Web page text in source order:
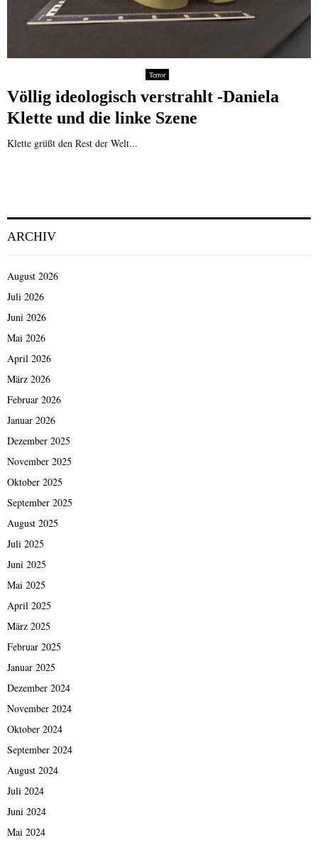
Terror
Völlig ideologisch verstrahlt -Daniela
Klette und die linke Szene
Klette grüßt den Rest der Welt...
ARCHIV
August 2026
Juli 2026
Juni 2026
Mai 2026
April 2026
März 2026
Februar 2026
Januar 2026
Dezember 2025
November 2025
Oktober 2025
September 2025
August 2025
Juli 2025
Juni 2025
Mai 2025
April 2025
März 2025
Februar 2025
Januar 2025
Dezember 2024
November 2024
Oktober 2024
September 2024
August 2024
Juli 2024
Juni 2024
Mai 2024